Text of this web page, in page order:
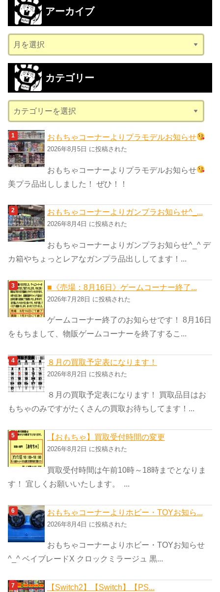
アーカイブ
ー
カ
ブ
カテゴリー
テ
ゴ
リ
ー
おもちゃコーナーよりプラモデルお知らせ
2026年8月5日 に投稿された
おもちゃコーナーよりプラモデルお知らせ
美プラ品出ししました！ ぜひ！！
おもちゃコーナーよりガンプラお知らせ^_...
2026年8月4日 に投稿された
おもちゃコーナーよりガンプラお知らせ^_^ デ
カ箱やちょっとレアなガンプラ品出ししてます！...
■《売場：8月16日》ゲームコーナー終了...
2026年7月28日 に投稿された
ゲームコーナー終了のお知らせです！ 8月16日
をもちまして、物販ゲームコーナーを終了するこ...
８月の買取予定表になります！
2026年8月2日 に投稿された
８月の買取予定表になります！ 買取品目はお
もちゃのみですがたくさんの買取お待ちしてます！...
【おもちゃ】買取受付時間の変更
2026年8月2日 に投稿された
買取受付時間は午前10時～18時までとなりま
す！ 宜しくお願いいたします。 ...
おもちゃコーナーよりホビー・TOYお知ら...
2026年8月4日 に投稿された
おもちゃコーナーよりホビー・TOYお知らせ
^_^ ベイブレードX クロックミラージュ 黒...
【Switch2】【Switch】【PS...